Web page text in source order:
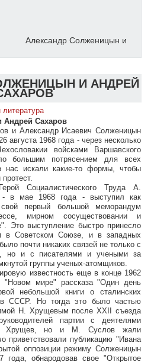
Александр Солженицын и
И АНДРЕЙ
литература
Андрей Сахаров
и Александр Исаевич Солженицын
августа 1968 года - через несколько
войсками Варшавского
большим потрясением для всех
нас искали какие-то формы, чтобы
Социалистического Труда А.
- в мае 1968 года - выступил как
свой первый большой меморандум
мирном сосуществовании и
Это выступление быстро принесло
в Советском Союзе, и в западных
почти никаких связей не только с
но и с писателями и учеными за
группы ученых-атомщиков.
известность еще в конце 1962
"Новом мире" рассказа "Один день
небольшой книги о сталинских
в СССР. Но тогда это было частью
Н. Хрущевым после XXII съезда
партии с деятелями
Хрущев, но и М. Суслов жали
приветствовали публикацию "Ивана
оппозиции режиму Солженицын
обнародовав свое "Открытое